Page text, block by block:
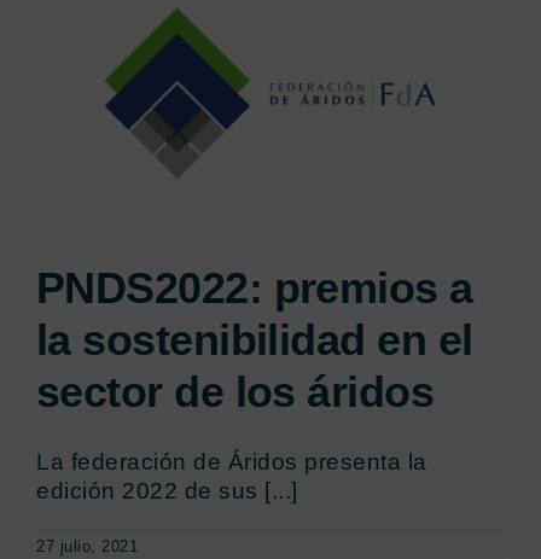
PNDS2022: premios a
la sostenibilidad en el
sector de los áridos
La federación de Áridos presenta la
edición 2022 de sus [...]
27 julio, 2021